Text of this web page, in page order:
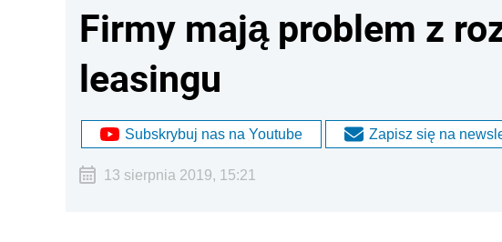
Firmy mają problem z
leasingu
Subskrybuj nas na Youtube Zapisz się na
13 sierpnia 2019, 15:21